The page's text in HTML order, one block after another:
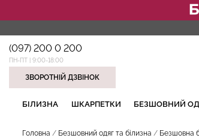
(097) 200 0 200
ПН-ПТ | 9:00-18:00
ЗВОРОТНІЙ ДЗВІНОК
БІЛИЗНА ШКАРПЕТКИ БЕЗШОВНИЙ
Головна Безшовний одяг та білизна Безшовна
НАШІ ТРЕНДОВІ ТОВАРИ